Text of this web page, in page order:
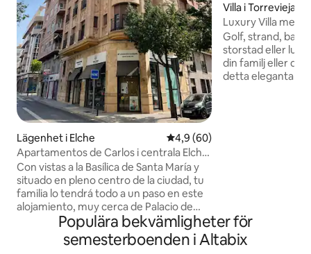
Lägenhet i Elche 4,9 av 5 i genomsnittligt
4,9 (60)
Apartamentos de Carlos i centrala Elche,
Apartam...
Con vistas a la Basílica de Santa María y
situado en pleno centro de la ciudad, tu
familia lo tendrá todo a un paso en este
alojamiento, muy cerca de Palacio de
Congresos, Universidad y estación del
luz, y con vistas, edificio emblemático
Villa i Torrevieja
Luxury Villa med
Golf, strand,
storstad eller
din familj eller
detta eleganta ställe
Populära bekvämligheter för
semesterboenden i Altabix